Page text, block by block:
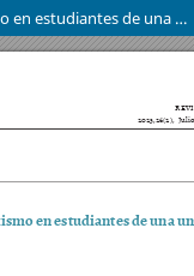
Relación de la calidad de sueño y bruxismo en estudiantes de una universidad privada - 2022